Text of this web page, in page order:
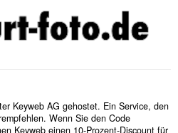
Keyweb AG gehostet. Ein Service, den
Wenn Sie den Code
Keyweb einen 10-Prozent-Discount für